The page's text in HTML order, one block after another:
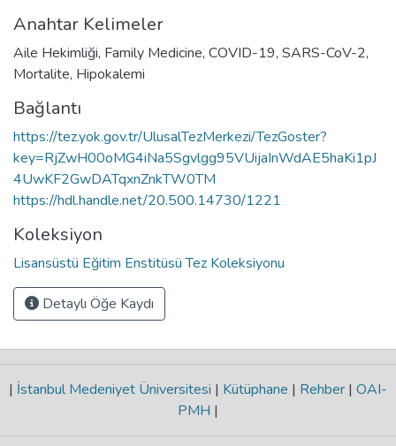
Anahtar Kelimeler
Aile Hekimliği, Family Medicine, COVID-19, SARS-CoV-2,
Mortalite, Hipokalemi
Bağlantı
https://tez.yok.gov.tr/UlusalTezMerkezi/TezGoster?
key=RjZwH00oMG4iNa5Sgvlgg95VUijaInWdAE5haKi1pJ
4UwKF2GwDATqxnZnkTW0TM
https://hdl.handle.net/20.500.14730/1221
Koleksiyon
Lisansüstü Eğitim Enstitüsü Tez Koleksiyonu
Detaylı Öğe Kaydı
| İstanbul Medeniyet Üniversitesi | Kütüphane | Rehber | OAI-
PMH |